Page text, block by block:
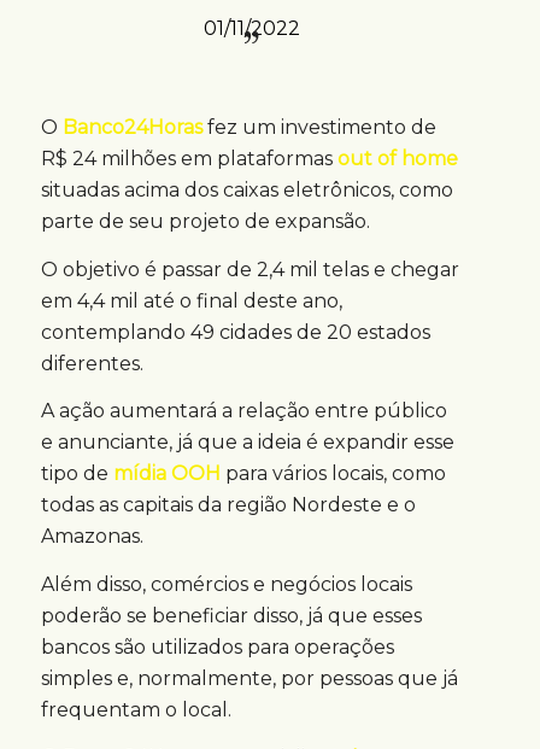
01/11/2022
O Banco24Horasfez um investimento de
R$ 24 milhões em plataformas out of home
situadas acima dos caixas eletrônicos, como
parte de seu projeto de expansão.
O objetivo é passar de 2,4 mil telas e chegar
em 4,4 mil até o final deste ano,
contemplando 49 cidades de 20 estados
diferentes.
A ação aumentará a relação entre público
e anunciante, já que a ideia é expandir esse
tipo de mídia OOH para vários locais, como
todas as capitais da região Nordeste e o
Amazonas.
Além disso, comércios e negócios locais
poderão se beneficiar disso, já que esses
bancos são utilizados para operações
simples e, normalmente, por pessoas que já
frequentam o local.